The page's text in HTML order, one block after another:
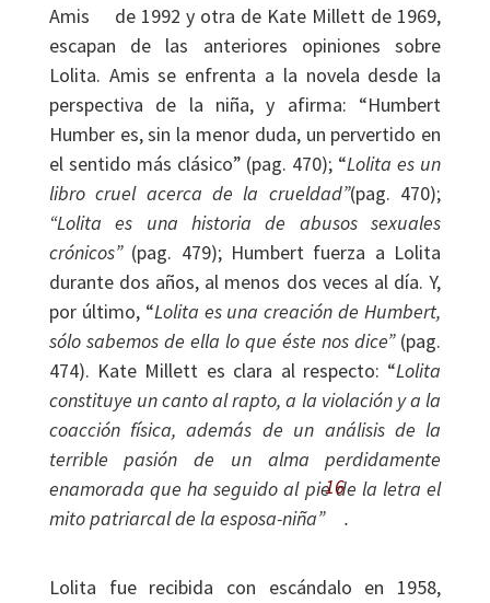
Amis
de 1992 y otra de Kate Millett de 1969,
escapan de las anteriores opiniones sobre
Lolita. Amis se enfrenta a la novela desde la
perspectiva de la niña, y afirma: “Humbert
Humber es, sin la menor duda, un pervertido en
el sentido más clásico” (pag. 470); “Lolita es un
libro cruel acerca de la crueldad”(pag. 470);
“Lolita es una historia de abusos sexuales
crónicos”(pag. 479); Humbert fuerza a Lolita
durante dos años, al menos dos veces al día. Y,
por último, “Lolita es una creación de Humbert,
sólo sabemos de ella lo que éste nos dice”(pag.
474). Kate Millett es clara al respecto: “Lolita
constituye un canto al rapto, a la violación y a la
coacción física, además de un análisis de la
terrible pasión de un alma perdidamente
enamorada que ha seguido al pie de la letra el
mito patriarcal de la esposa-niña”
16
.
Lolita fue recibida con escándalo en 1958,